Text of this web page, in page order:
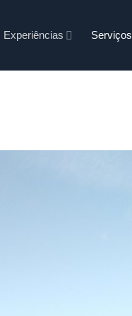
Experiências Serviços